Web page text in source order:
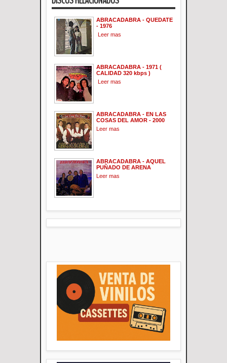
ABRACADABRA - QUEDATE
- 1976
Leer mas
ABRACADABRA - 1971 (
CALIDAD 320 kbps )
Leer mas
ABRACADABRA - EN LAS
COSAS DEL AMOR - 2000
Leer mas
ABRACADABRA - AQUEL
PUÑADO DE ARENA
Leer mas